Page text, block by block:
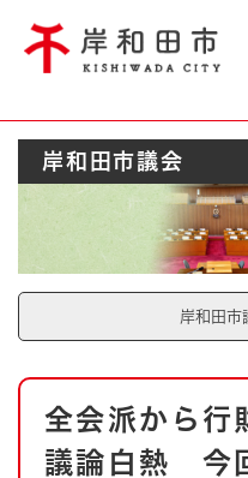
Foreign language
やさしい日本語
防災・緊急情報
ハザードマップ
岸和田市議会
岸和田市
本
全会派から行
議論白熱 今